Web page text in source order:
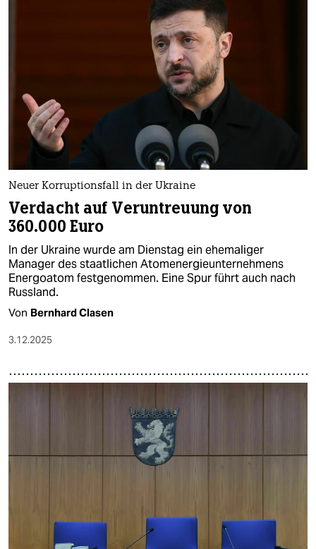
Neuer Korruptionsfall in der Ukraine
Verdacht auf Veruntreuung von
360.000 Euro
In der Ukraine wurde am Dienstag ein ehemaliger
Manager des staatlichen Atomenergieunternehmens
Energoatom festgenommen. Eine Spur führt auch nach
Russland.
Von Bernhard Clasen
3.12.2025